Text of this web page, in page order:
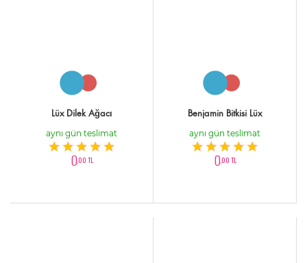
Lüx Dilek Ağacı
aynı gün teslimat
0,00 TL
Benjamin Bitkisi Lüx
aynı gün teslimat
0,00 TL